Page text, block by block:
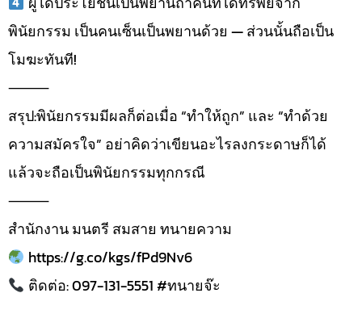
พินัยกรรม เป็นคนเซ็นเป็นพยานด้วย — ส่วนนั้นถือเป็น
โมฆะทันที!
⸻
สรุป:พินัยกรรมมีผลก็ต่อเมื่อ “ทำให้ถูก” และ “ทำด้วย
ความสมัครใจ” อย่าคิดว่าเขียนอะไรลงกระดาษก็ได้
แล้วจะถือเป็นพินัยกรรมทุกกรณี
⸻
สำนักงาน มนตรี สมสาย ทนายความ
https://g.co/kgs/fPd9Nv6
ติดต่อ: 097-131-5551 #ทนายจ๊ะ